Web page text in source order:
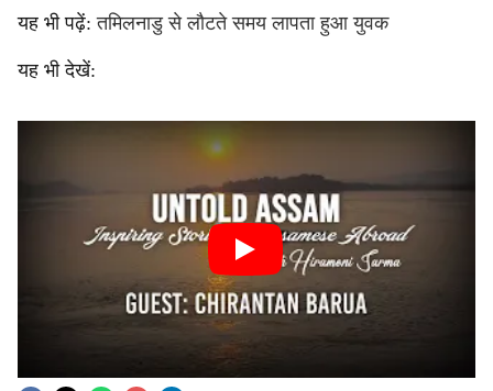
यह भी पढ़ें:तमिलनाडु से लौटते समय लापता हुआ युवक
यह भी देखें: